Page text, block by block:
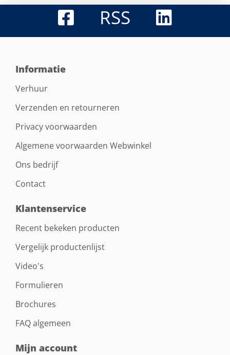
RSS
Informatie
Verhuur
Verzenden en retourneren
Privacy voorwaarden
Algemene voorwaarden Webwinkel
Ons bedrijf
Contact
Klantenservice
Recent bekeken producten
Vergelijk productenlijst
Video's
Formulieren
Brochures
FAQ algemeen
Mijn account